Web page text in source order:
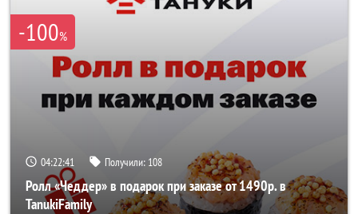
-100%
04:22:40 Получили: 108
Ролл «Чеддер» в подарок при заказе от 1490р. в
TanukiFamily